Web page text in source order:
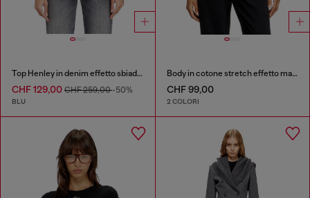
Top Henley in denim effetto sbiadito
CHF 129,00 CHF 259,00-50%
BLU
Body in cotone stretch effetto marmorizzato
CHF 99,00
2 COLORI